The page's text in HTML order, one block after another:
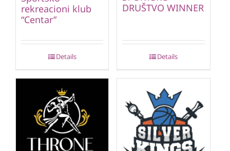
rekreacioni klub
“Centar”
Details
DRUŠTVO WINNER
Details